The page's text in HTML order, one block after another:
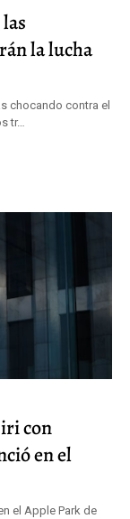
la lucha
chocando contra el
tr…
con
en el
el Apple Park de